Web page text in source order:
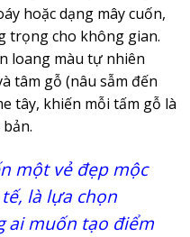
hoặc dạng mây cuốn,
trọng cho không gian.
loang màu tự nhiên
tâm gỗ (nâu sẫm đến
tây, khiến mỗi tấm gỗ là
một vẻ đẹp mộc
là lựa chọn
ai muốn tạo điểm